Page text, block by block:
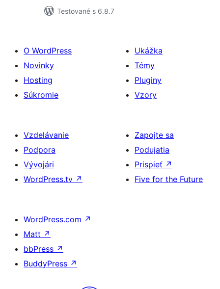
Testované s 6.8.7
O WordPress
Novinky
Hosting
Súkromie
Ukážka
Témy
Pluginy
Vzory
Vzdelávanie
Podpora
Vývojári
WordPress.tv ↗
Zapojte sa
Podujatia
Prispieť ↗
Five for the Future
WordPress.com ↗
Matt ↗
bbPress ↗
BuddyPress ↗